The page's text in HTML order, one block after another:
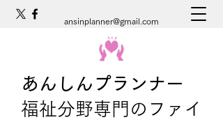
あんしんプランナー
福祉分野専門のファイ
ansinplanner@gmail.com